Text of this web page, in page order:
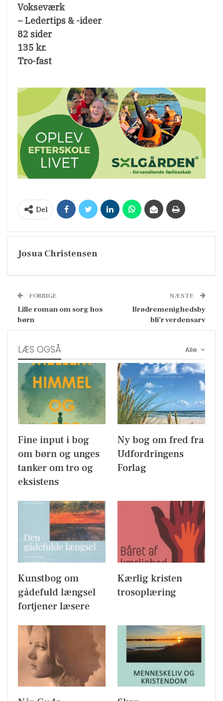
Vokseværk
– Ledertips & -ideer
82 sider
135 kr.
Tro-fast
Del
Josua Christensen
FORRIGE
Lille roman om sorg hos
børn
NÆSTE
Brødremenighedsby
bli’r verdensarv
Alle
LÆS OGSÅ
Fine input i bog
om børn og unges
tanker om tro og
eksistens
Ny bog om fred fra
Udfordringens
Forlag
Kunstbog om
gådefuld længsel
fortjener læsere
Kærlig kristen
trosoplæring